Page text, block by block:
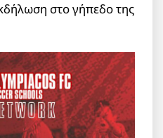
στο γήπεδο της